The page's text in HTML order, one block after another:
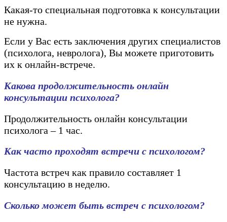
Какая-то специальная подготовка к консультации
не нужна.
Если у Вас есть заключения других специалистов
(психолога, невролога), Вы можете приготовить
их к онлайн-встрече.
Какова продолжительность онлайн
консультации психолога?
Продолжительность онлайн консультации
психолога – 1 час.
Как часто проходят встречи с психологом?
Частота встреч как правило составляет 1
консультацию в неделю.
Сколько может быть встреч с психологом?